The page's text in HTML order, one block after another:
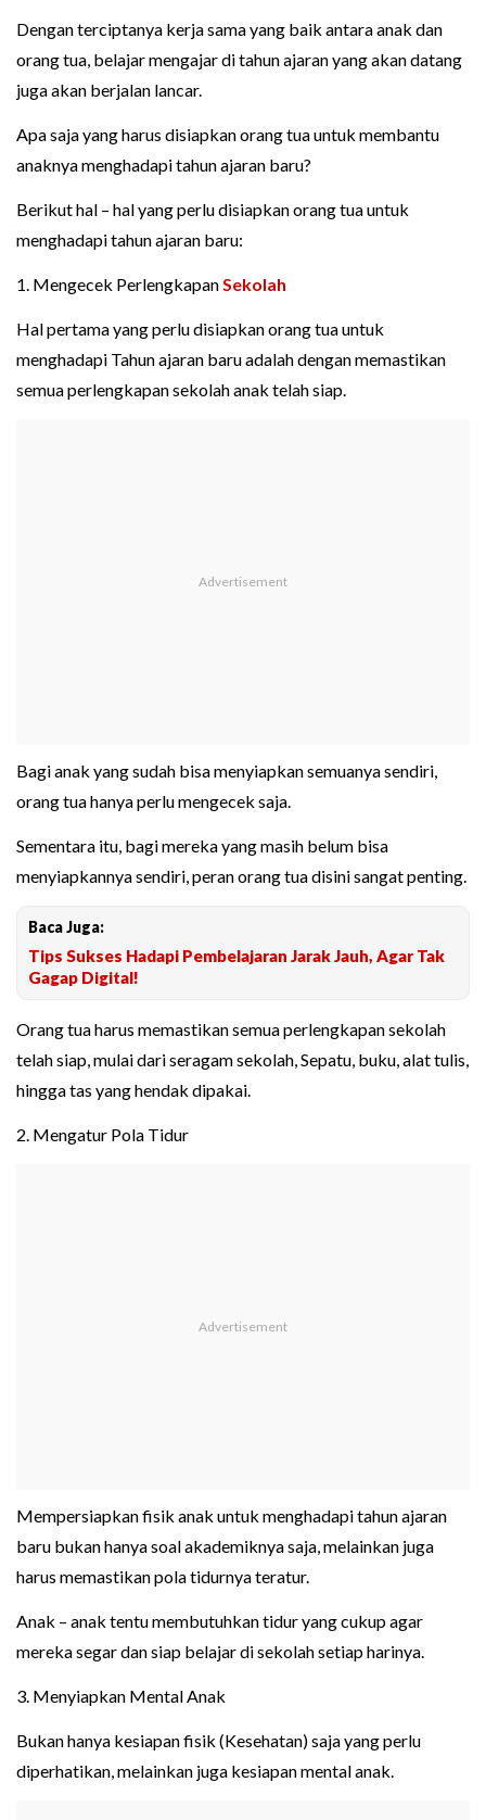
Dengan terciptanya kerja sama yang baik antara anak dan
orang tua, belajar mengajar di tahun ajaran yang akan datang
juga akan berjalan lancar.
Apa saja yang harus disiapkan orang tua untuk membantu
anaknya menghadapi tahun ajaran baru?
Berikut hal – hal yang perlu disiapkan orang tua untuk
menghadapi tahun ajaran baru:
1. Mengecek PerlengkapanSekolah
Hal pertama yang perlu disiapkan orang tua untuk
menghadapi Tahun ajaran baru adalah dengan memastikan
semua perlengkapan sekolah anak telah siap.
Bagi anak yang sudah bisa menyiapkan semuanya sendiri,
orang tua hanya perlu mengecek saja.
Sementara itu, bagi mereka yang masih belum bisa
menyiapkannya sendiri, peran orang tua disini sangat penting.
Baca Juga:
Tips Sukses Hadapi Pembelajaran Jarak Jauh, Agar Tak
Gagap Digital!
Orang tua harus memastikan semua perlengkapan sekolah
telah siap, mulai dari seragam sekolah, Sepatu, buku, alat tulis,
hingga tas yang hendak dipakai.
2. Mengatur Pola Tidur
Mempersiapkan fisik anak untuk menghadapi tahun ajaran
baru bukan hanya soal akademiknya saja, melainkan juga
harus memastikan pola tidurnya teratur.
Anak – anak tentu membutuhkan tidur yang cukup agar
mereka segar dan siap belajar di sekolah setiap harinya.
3. Menyiapkan Mental Anak
Bukan hanya kesiapan fisik (Kesehatan) saja yang perlu
diperhatikan, melainkan juga kesiapan mental anak.